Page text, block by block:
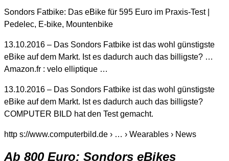
Sondors Fatbike: Das eBike für 595 Euro im Praxis-Test |
Pedelec, E-bike, Mountenbike
13.10.2016 – Das Sondors Fatbike ist das wohl günstigste
eBike auf dem Markt. Ist es dadurch auch das billigste? …
Amazon.fr : velo elliptique …
13.10.2016 – Das Sondors Fatbike ist das wohl günstigste
eBike auf dem Markt. Ist es dadurch auch das billigste?
COMPUTER BILD hat den Test gemacht.
http s://www.computerbild.de › … › Wearables › News
Ab 800 Euro: Sondors eBikes